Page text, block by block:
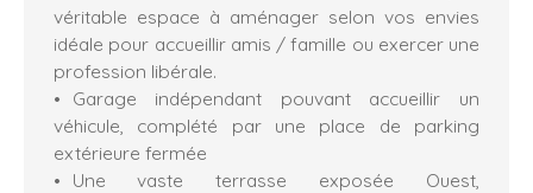
véritable espace à aménager selon vos envies
idéale pour accueillir amis / famille ou exercer une
profession libérale.
Garage indépendant pouvant accueillir un
véhicule, complété par une place de parking
extérieure fermée
Une vaste terrasse exposée Ouest,